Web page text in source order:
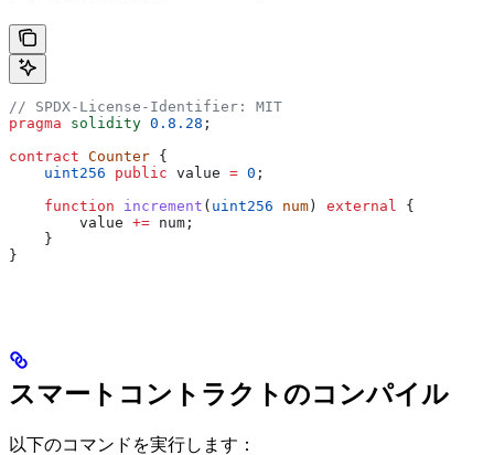
// SPDX-License-Identifier: MIT
pragma solidity 0.8.28 ;
contract Counter {
    uint256
public value = 0 ;
    function
increment ( uint256 num) external
{
        value
+= num;
    }
}
スマートコントラクトのコンパイル
以下のコマンドを実行します：